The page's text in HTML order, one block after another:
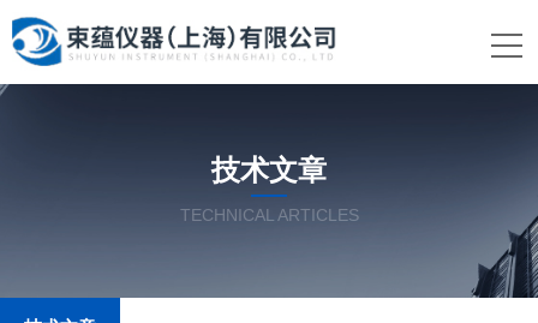
技术文章
TECHNICAL ARTICLES